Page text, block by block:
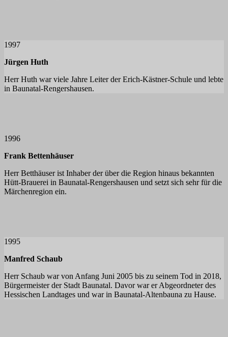
1997
Jürgen Huth
Herr Huth war viele Jahre Leiter der Erich-Kästner-Schule und lebte
in Baunatal-Rengershausen.
1996
Frank Bettenhäuser
Herr Betthäuser ist Inhaber der über die Region hinaus bekannten
Hütt-Brauerei in Baunatal-Rengershausen und setzt sich sehr für die
Märchenregion ein.
1995
Manfred Schaub
Herr Schaub war von Anfang Juni 2005 bis zu seinem Tod in 2018,
Bürgermeister der Stadt Baunatal. Davor war er Abgeordneter des
Hessischen Landtages und war in Baunatal-Altenbauna zu Hause.